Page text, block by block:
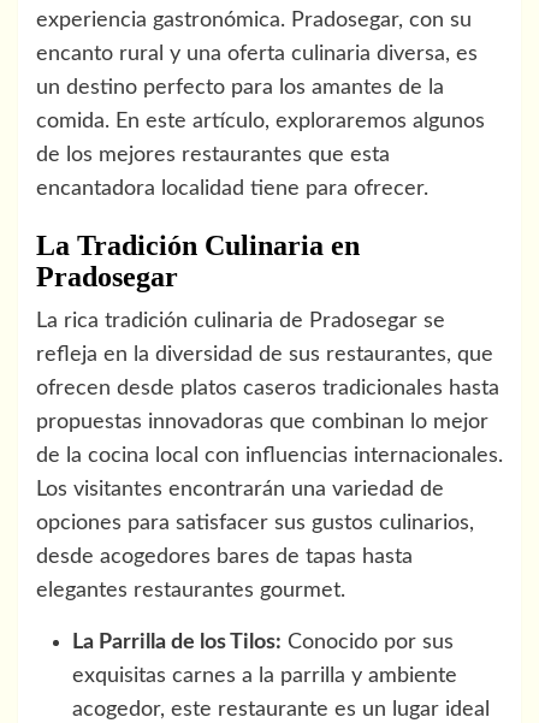
experiencia gastronómica. Pradosegar, con su
encanto rural y una oferta culinaria diversa, es
un destino perfecto para los amantes de la
comida. En este artículo, exploraremos algunos
de los mejores restaurantes que esta
encantadora localidad tiene para ofrecer.
La Tradición Culinaria en
Pradosegar
La rica tradición culinaria de Pradosegar se
refleja en la diversidad de sus restaurantes, que
ofrecen desde platos caseros tradicionales hasta
propuestas innovadoras que combinan lo mejor
de la cocina local con influencias internacionales.
Los visitantes encontrarán una variedad de
opciones para satisfacer sus gustos culinarios,
desde acogedores bares de tapas hasta
elegantes restaurantes gourmet.
La Parrilla de los Tilos: Conocido por sus
exquisitas carnes a la parrilla y ambiente
acogedor, este restaurante es un lugar ideal